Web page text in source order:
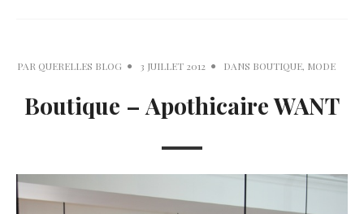
PAR QUERELLES BLOG 3 JUILLET 2012 DANS BOUTIQUE, MODE
Boutique – Apothicaire WANT